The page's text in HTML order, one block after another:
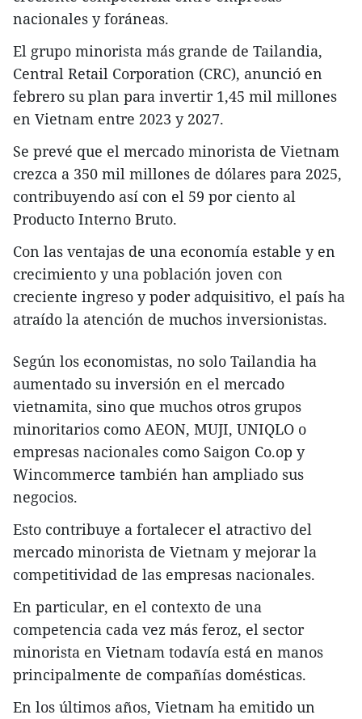
nacionales y foráneas.
El grupo minorista más grande de Tailandia,
Central Retail Corporation (CRC), anunció en
febrero su plan para invertir 1,45 mil millones
en Vietnam entre 2023 y 2027.
Se prevé que el mercado minorista de Vietnam
crezca a 350 mil millones de dólares para 2025,
contribuyendo así con el 59 por ciento al
Producto Interno Bruto.
Con las ventajas de una economía estable y en
crecimiento y una población joven con
creciente ingreso y poder adquisitivo, el país ha
atraído la atención de muchos inversionistas.
Según los economistas, no solo Tailandia ha
aumentado su inversión en el mercado
vietnamita, sino que muchos otros grupos
minoritarios como AEON, MUJI, UNIQLO o
empresas nacionales como Saigon Co.op y
Wincommerce también han ampliado sus
negocios.
Esto contribuye a fortalecer el atractivo del
mercado minorista de Vietnam y mejorar la
competitividad de las empresas nacionales.
En particular, en el contexto de una
competencia cada vez más feroz, el sector
minorista en Vietnam todavía está en manos
principalmente de compañías domésticas.
En los últimos años, Vietnam ha emitido un